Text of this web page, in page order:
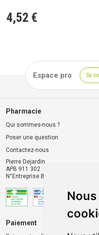
4,52 €
Espace pro Se
Pharmacie
Qui sommes-nous ?
Poser une question
Contactez-nous
Pierre Dejardin
APB 911 302
N°Entreprise BE0446.901.764
Paiement